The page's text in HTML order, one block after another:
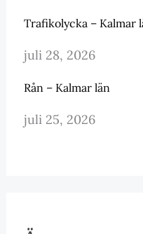
Trafikolycka – Kalmar
juli 28, 2026
Rån – Kalmar län
juli 25, 2026